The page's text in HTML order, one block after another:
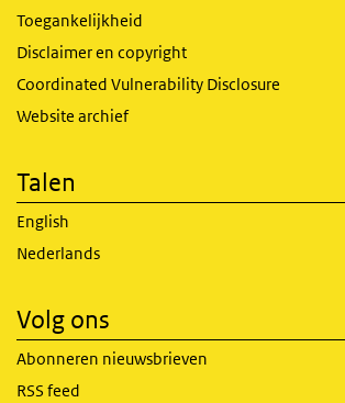
Toegankelijkheid
Disclaimer en copyright
Coordinated Vulnerability Disclosure
Website archief
Talen
English
Nederlands
Volg ons
Abonneren nieuwsbrieven
RSS feed